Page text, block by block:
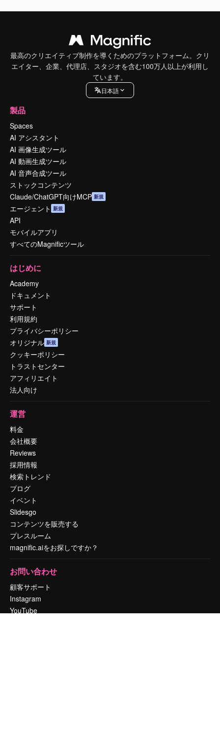
最高のクリエイティブ制作を導くためのプラットフォーム。クリ
エイター、企業、代理店、スタジオを含む100万人以上が利用し
ています。
日本語
製品
Spaces
AI アシスタント
AI 画像生成ツール
AI 動画生成ツール
AI 音声合成ツール
ストックコンテンツ
Claude/ChatGPT向けMCP 新規
エージェント 新規
API
モバイルアプリ
すべてのMagnificツール
はじめに
Academy
ドキュメント
サポート
利用規約
プライバシーポリシー
オリジナル 新規
クッキーポリシー
トラストセンター
アフィリエイト
法人向け
運営
料金
会社概要
Reviews
採用情報
検索トレンド
ブログ
イベント
Slidesgo
コンテンツを販売する
プレスルーム
magnific.aiをお探しですか？
お問い合わせ
顧客サポート
Instagram
YouTube